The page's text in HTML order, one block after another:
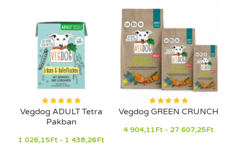
Vegdog ADULT Tetra
Pakban
1 026,15Ft - 1 438,26Ft
Vegdog GREEN CRUNCH
4 904,11Ft - 27 607,25Ft